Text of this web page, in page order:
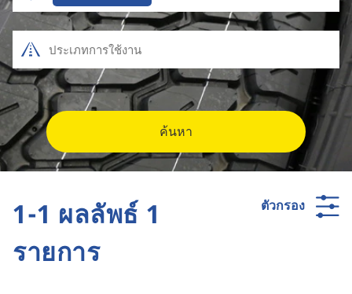
ค้นหา
ตัวกรอง
1-1 ผลลัพธ์ 1
รายการ